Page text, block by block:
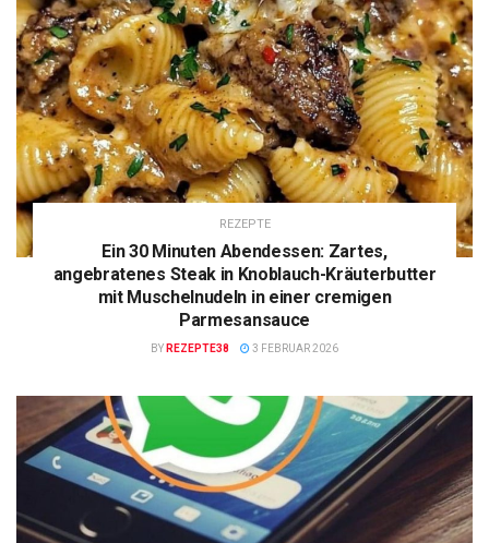
REZEPTE
Ein 30 Minuten Abendessen: Zartes,
angebratenes Steak in Knoblauch-Kräuterbutter
mit Muschelnudeln in einer cremigen
Parmesansauce
BY REZEPTE38 3 FEBRUAR 2026